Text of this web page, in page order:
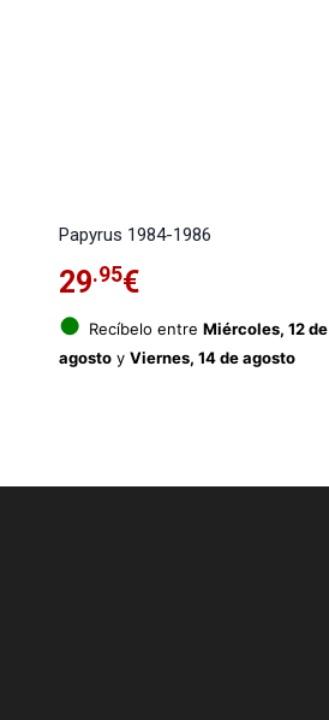
Papyrus 1984-1986
29.95€
● Recíbelo entre Miércoles, 12 de
agostoy Viernes, 14 de agosto